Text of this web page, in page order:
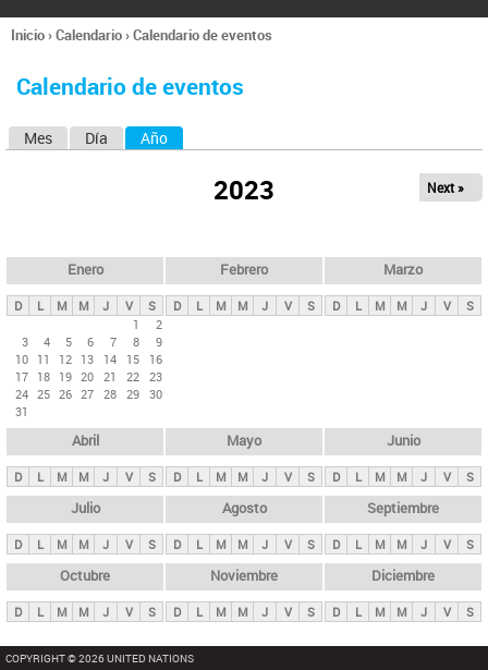
l
d
Se
usted
Inicio›Calendario›Calendario de eventos
Calendario de eventos
s
p
n
c
i
p
l
e
s
Mes Día Año
2023 Next »
Enero
D L M M J V
S
1
2
3
4 5 6 7 8
9
10 11 12 13 14 15
16
17 18 19 20 21 22 23
24 25 26 27 28 29 30
31
Febrero
D L M M J V S
Marzo
D L M M J V S
Abril
D L M M J V S
Mayo
D L M M J V S
Junio
D L M M J V S
Julio
D L M M J V S
Agosto
D L M M J V S
Septiembre
D L M M J V S
Octubre
D L M M J V S
Noviembre
D L M M J V S
Diciembre
D L M M J V S
COPYRIGHT © 2026 UNITED NATIONS